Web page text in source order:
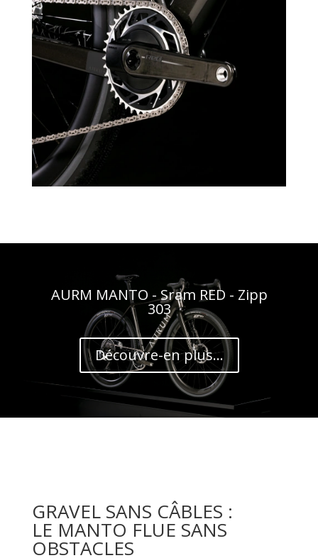
AURM MANTO - Sram RED - Zipp
303
Découvre-en plus...
GRAVEL SANS CÂBLES :
LE MANTO FLUE SANS
OBSTACLES